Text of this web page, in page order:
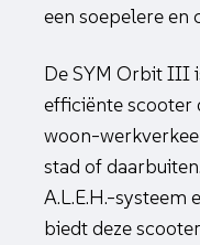
een soepelere
De SYM Orbit III
efficiënte scooter
woon-
stad of
A.L.E.H.-systeem
biedt deze